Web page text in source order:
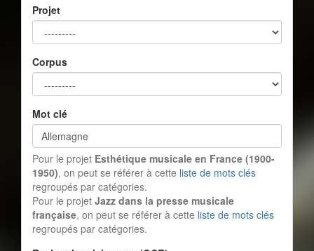
Projet
Corpus
Mot clé
Pour le projet Esthétique musicale en France (1900-
1950), on peut se référer à cette liste de mots clés
regroupés par catégories.
Pour le projet Jazz dans la presse musicale
française, on peut se référer à cette liste de mots clés
regroupés par catégories.